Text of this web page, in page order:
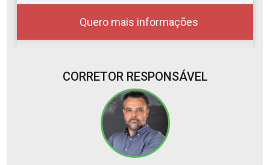
Quero mais informações
10
12:00
CORRETOR RESPONSÁVEL